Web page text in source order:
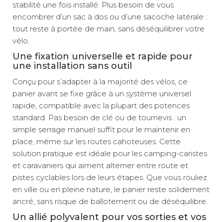
stabilité une fois installé. Plus besoin de vous
encombrer d’un sac à dos ou d’une sacoche latérale :
tout reste à portée de main, sans déséquilibrer votre
vélo.
Une fixation universelle et rapide pour
une installation sans outil
Conçu pour s’adapter à la majorité des vélos, ce
panier avant se fixe grâce à un système universel
rapide, compatible avec la plupart des potences
standard. Pas besoin de clé ou de tournevis : un
simple serrage manuel suffit pour le maintenir en
place, même sur les routes cahoteuses. Cette
solution pratique est idéale pour les camping-caristes
et caravaniers qui aiment alterner entre route et
pistes cyclables lors de leurs étapes. Que vous rouliez
en ville ou en pleine nature, le panier reste solidement
ancré, sans risque de ballotement ou de déséquilibre.
Un allié polyvalent pour vos sorties et vos